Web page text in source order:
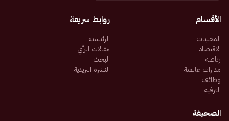
الأقسام
المحليات
الاقتصاد
رياضة
مدارات عالمية
وظائف
الترفيه
روابط سريعة
الرئيسية
مقالات الرأي
البحث
النشرة البريدية
الصحيفة